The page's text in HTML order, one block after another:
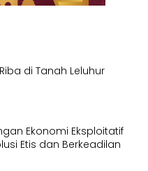
di Tanah Leluhur
Ekonomi Eksploitatif
Etis dan Berkeadilan